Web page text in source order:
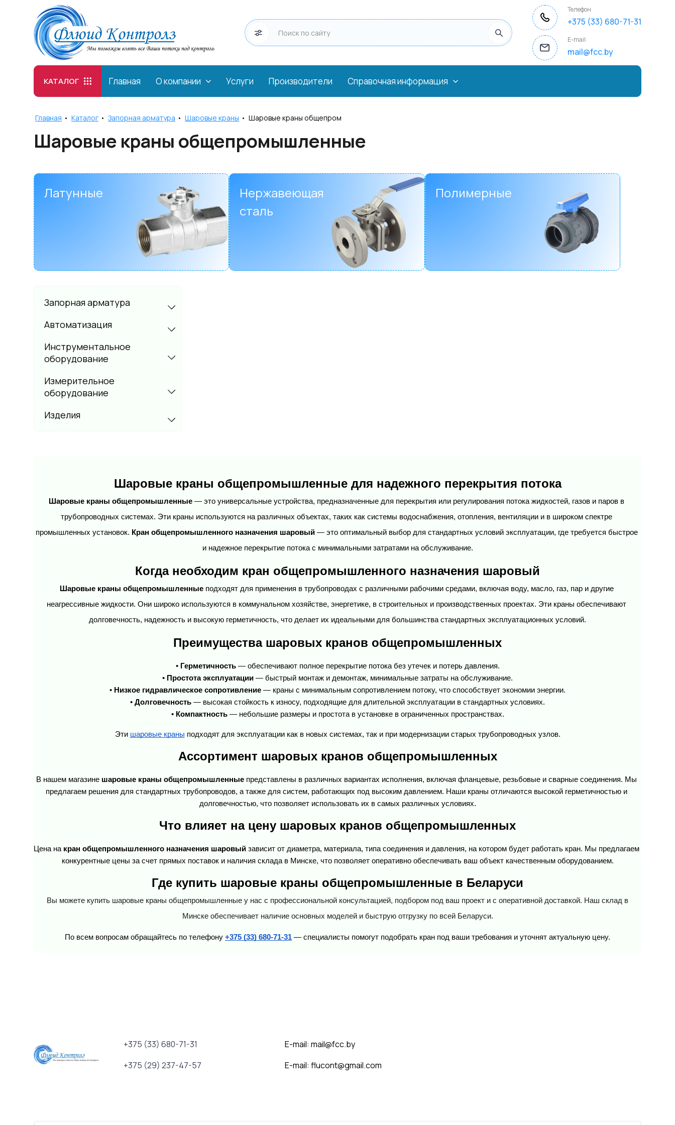
Телефон
+375 (33) 680-71-31
E-mail:
mail@fcc.by
КАТАЛОГ Главная О компании Услуги Производители Справочная информация
Главная • Каталог • Запорная арматура • Шаровые краны • Шаровые краны общепром
Шаровые краны общепромышленные
Латунные
Нержавеющая
сталь
Полимерные
Запорная арматура
Автоматизация
Инструментальное
оборудование
Измерительное
оборудование
Изделия
Шаровые краны общепромышленные для надежного перекрытия потока
Шаровые краны общепромышленные — это универсальные устройства, предназначенные для перекрытия или регулирования потока жидкостей, газов и паров в
трубопроводных системах. Эти краны используются на различных объектах, таких как системы водоснабжения, отопления, вентиляции и в широком спектре
промышленных установок. Кран общепромышленного назначения шаровый — это оптимальный выбор для стандартных условий эксплуатации, где требуется быстрое
и надежное перекрытие потока с минимальными затратами на обслуживание.
Когда необходим кран общепромышленного назначения шаровый
Шаровые краны общепромышленные подходят для применения в трубопроводах с различными рабочими средами, включая воду, масло, газ, пар и другие
неагрессивные жидкости. Они широко используются в коммунальном хозяйстве, энергетике, в строительных и производственных проектах. Эти краны обеспечивают
долговечность, надежность и высокую герметичность, что делает их идеальными для большинства стандартных эксплуатационных условий.
Преимущества шаровых кранов общепромышленных
• Герметичность — обеспечивают полное перекрытие потока без утечек и потерь давления.
• Простота эксплуатации — быстрый монтаж и демонтаж, минимальные затраты на обслуживание.
• Низкое гидравлическое сопротивление — краны с минимальным сопротивлением потоку, что способствует экономии энергии.
• Долговечность — высокая стойкость к износу, подходящие для длительной эксплуатации в стандартных условиях.
• Компактность — небольшие размеры и простота в установке в ограниченных пространствах.
Эти шаровые краны подходят для эксплуатации как в новых системах, так и при модернизации старых трубопроводных узлов.
Ассортимент шаровых кранов общепромышленных
В нашем магазине шаровые краны общепромышленные представлены в различных вариантах исполнения, включая фланцевые, резьбовые и сварные соединения. Мы
предлагаем решения для стандартных трубопроводов, а также для систем, работающих под высоким давлением. Наши краны отличаются высокой герметичностью и
долговечностью, что позволяет использовать их в самых различных условиях.
Что влияет на цену шаровых кранов общепромышленных
Цена на кран общепромышленного назначения шаровый зависит от диаметра, материала, типа соединения и давления, на котором будет работать кран. Мы предлагаем
конкурентные цены за счет прямых поставок и наличия склада в Минске, что позволяет оперативно обеспечивать ваш объект качественным оборудованием.
Где купить шаровые краны общепромышленные в Беларуси
Вы можете купить шаровые краны общепромышленные у нас с профессиональной консультацией, подбором под ваш проект и с оперативной доставкой. Наш склад в
Минске обеспечивает наличие основных моделей и быструю отгрузку по всей Беларуси.
По всем вопросам обращайтесь по телефону +375 (33) 680-71-31 — специалисты помогут подобрать кран под ваши требования и уточнят актуальную цену.
+375 (33) 680-71-31
+375 (29) 237-47-57
E-mail: mail@fcc.by
E-mail: flucont@gmail.com